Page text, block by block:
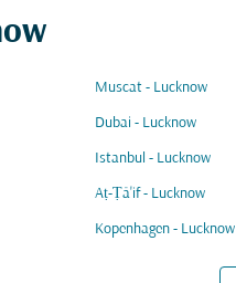
Muscat - Lucknow
Dubai - Lucknow
Istanbul - Lucknow
Aṭ-Ṭā'if - Lucknow
Kopenhagen - Lucknow